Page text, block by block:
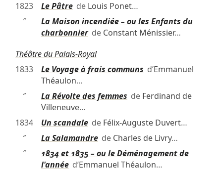
1823
Le Pâtrede Louis Ponet…
″
La Maison incendiée – ou les Enfants du
charbonnierde Constant Ménissier…
Théâtre du Palais-Royal
1833
Le Voyage à frais communs d’Emmanuel
Théaulon…
″
La Révolte des femmes de Ferdinand de
Villeneuve…
1834
Un scandalede Félix-Auguste Duvert…
″
La Salamandrede Charles de Livry…
″
1834 et 1835 – ou le Déménagement de
l'annéed’Emmanuel Théaulon…